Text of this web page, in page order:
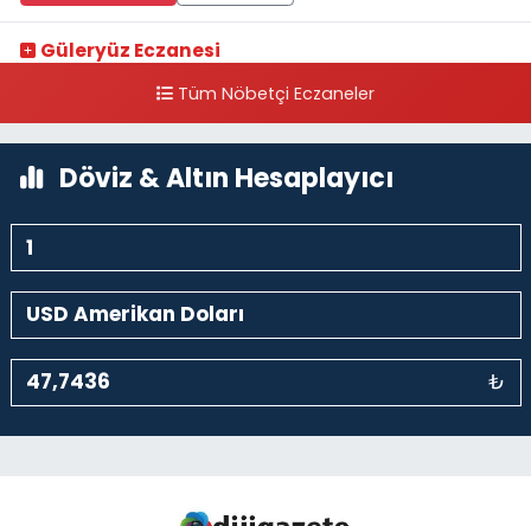
Güleryüz Eczanesi
kalaycıbahçe Meydana DoğruTüm Nöbetçi Eczaneler
Döviz & Altın Hesaplayıcı
₺